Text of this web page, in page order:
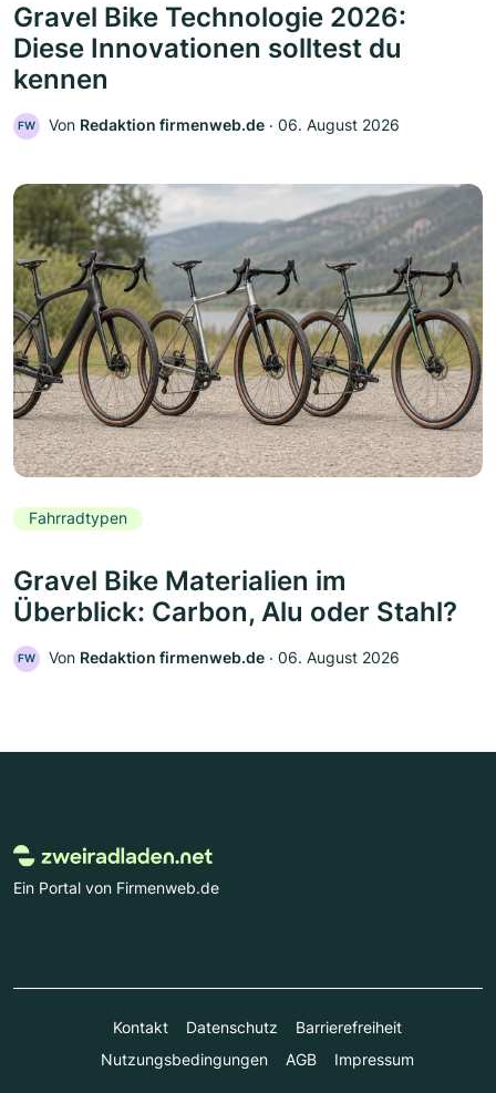
Gravel Bike Technologie 2026:
Diese Innovationen solltest du
kennen
FW Von Redaktion firmenweb.de ‧ 06. August 2026
Fahrradtypen
Gravel Bike Materialien im
Überblick: Carbon, Alu oder Stahl?
FW Von Redaktion firmenweb.de ‧ 06. August 2026
Ein Portal von Firmenweb.de
Kontakt Datenschutz
Barrierefreiheit
Nutzungsbedingungen
AGB Impressum